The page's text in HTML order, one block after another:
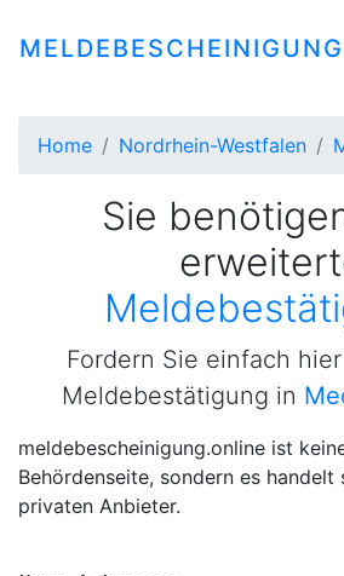
MELDEBESCHEINIGUNG
Home Nordrhein-Westfalen
Sie
Fordern Sie einfach
Meldebestätigung in
meldebescheinigung.online ist
Behördenseite, sondern es handelt
privaten Anbieter.